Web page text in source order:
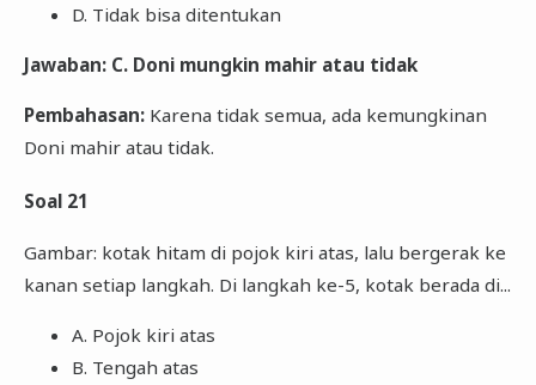
D. Tidak bisa ditentukan
Jawaban: C. Doni mungkin mahir atau tidak
Pembahasan:Karena tidak semua, ada kemungkinan
Doni mahir atau tidak.
Soal 21
Gambar: kotak hitam di pojok kiri atas, lalu bergerak ke
kanan setiap langkah. Di langkah ke-5, kotak berada di...
A. Pojok kiri atas
B. Tengah atas